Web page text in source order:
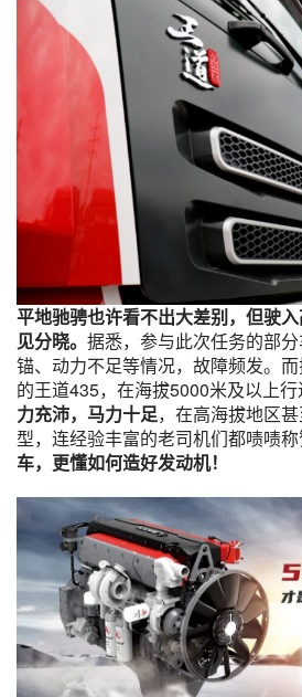
平地驰骋也许看不出大差别，但驶
见分晓。 据悉，参与此次任务的部
锚、动力不足等情况，故障频发。
的王道435，在海拔5000米及以上行
力充沛，马力十足，在高海拔地区
型，连经验丰富的老司机们都啧啧
车，更懂如何造好发动机！